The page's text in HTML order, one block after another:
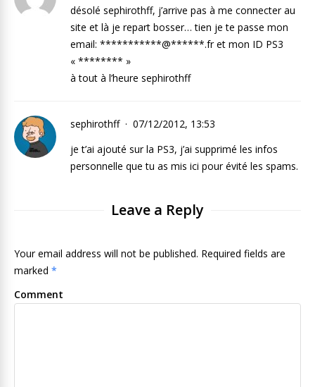
désolé sephirothff, j’arrive pas à me connecter au
site et là je repart bosser… tien je te passe mon
email: ***********@******.fr et mon ID PS3
« ******** »
à tout à l’heure sephirothff
sephirothff
07/12/2012, 13:53
je t’ai ajouté sur la PS3, j’ai supprimé les infos
personnelle que tu as mis ici pour évité les spams.
Leave a Reply
Your email address will not be published. Required fields are
marked *
Comment